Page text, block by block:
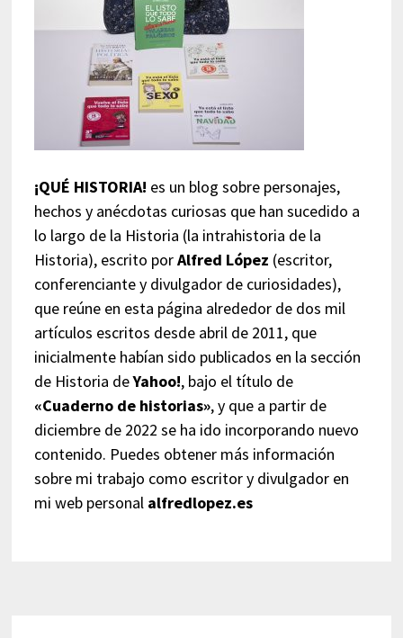
¡QUÉ HISTORIA! es un blog sobre personajes,
hechos y anécdotas curiosas que han sucedido a
lo largo de la Historia (la intrahistoria de la
Historia), escrito porAlfred López (escritor,
conferenciante y divulgador de curiosidades),
que reúne en esta página alrededor de dos mil
artículos escritos desde abril de 2011, que
inicialmente habían sido publicados en la sección
de Historia deYahoo!, bajo el título de
«Cuaderno de historias», y que a partir de
diciembre de 2022 se ha ido incorporando nuevo
contenido. Puedes obtener más información
sobre mi trabajo como escritor y divulgador en
mi web personal alfredlopez.es